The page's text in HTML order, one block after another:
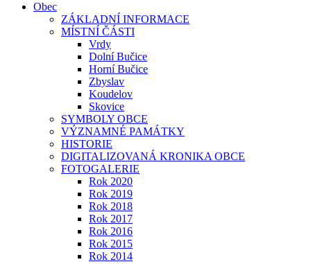
Obec
ZÁKLADNÍ INFORMACE
MÍSTNÍ ČÁSTI
Vrdy
Dolní Bučice
Horní Bučice
Zbyslav
Koudelov
Skovice
SYMBOLY OBCE
VÝZNAMNÉ PAMÁTKY
HISTORIE
DIGITALIZOVANÁ KRONIKA OBCE
FOTOGALERIE
Rok 2020
Rok 2019
Rok 2018
Rok 2017
Rok 2016
Rok 2015
Rok 2014